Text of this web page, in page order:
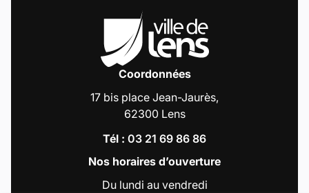
Coordonnées
17 bis place Jean-Jaurès,
62300 Lens
Tél : 03 21 69 86 86
Nos horaires d’ouverture
Du lundi au vendredi